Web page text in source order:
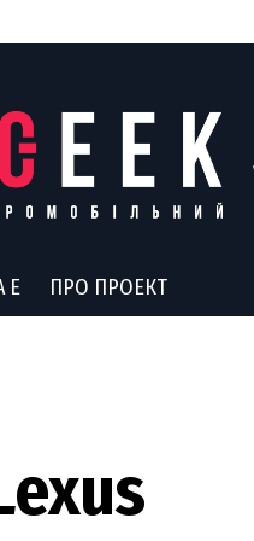
E ПРО ПРОЕКТ